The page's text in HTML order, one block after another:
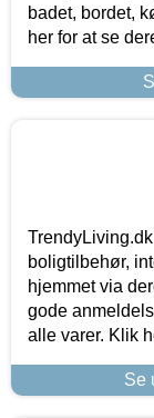
badet, bordet,
her for at se
boligtilbehør,
hjemmet via
gode
alle varer. Klik
Se